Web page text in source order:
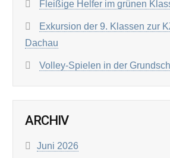
Fleißige Helfer im grünen
Exkursion der 9. Klassen zur
Dachau
Volley-Spielen in der
ARCHIV
Juni 2026